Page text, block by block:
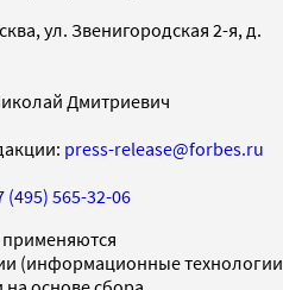
ул. Звенигородская 2-я, д.
Дмитриевич
press-release@forbes.ru
(495) 565-32-06
(информационные технологии